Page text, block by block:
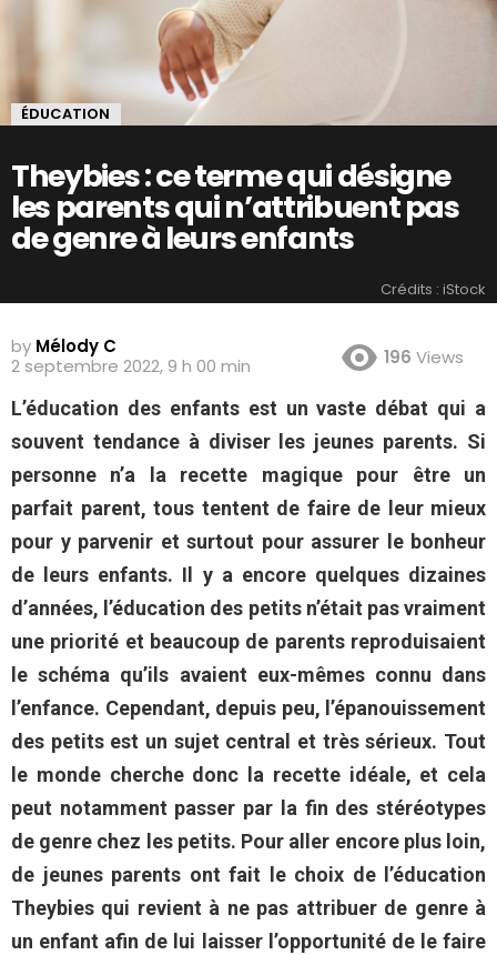
ÉDUCATION
Theybies : ce terme qui désigne
les parents qui n’attribuent pas
de genre à leurs enfants
Crédits : iStock
by Mélody C
2 septembre 2022, 9 h 00 min
196 Views
L’éducation des enfants est un vaste débat qui a
souvent tendance à diviser les jeunes parents. Si
personne n’a la recette magique pour être un
parfait parent, tous tentent de faire de leur mieux
pour y parvenir et surtout pour assurer le bonheur
de leurs enfants. Il y a encore quelques dizaines
d’années, l’éducation des petits n’était pas vraiment
une priorité et beaucoup de parents reproduisaient
le schéma qu’ils avaient eux-mêmes connu dans
l’enfance. Cependant, depuis peu, l’épanouissement
des petits est un sujet central et très sérieux. Tout
le monde cherche donc la recette idéale, et cela
peut notamment passer par la fin des stéréotypes
de genre chez les petits. Pour aller encore plus loin,
de jeunes parents ont fait le choix de l’éducation
Theybies qui revient à ne pas attribuer de genre à
un enfant afin de lui laisser l’opportunité de le faire